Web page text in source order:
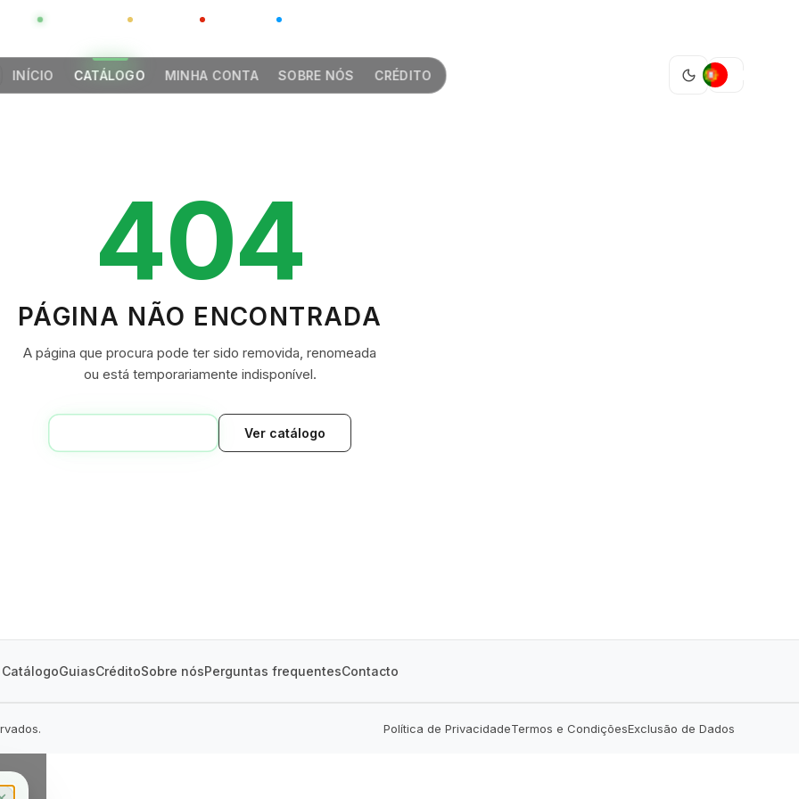
GLOBAL CHINA
INÍCIO CATÁLOGO MINHA CONTA SOBRE NÓS CRÉDITO
GREEN VILLAGE
404
PÁGINA NÃO ENCONTRADA
A página que procura pode ter sido removida, renomeada
ou está temporariamente indisponível.
Ver catálogo
CatálogoGuiasCréditoSobre nósPerguntas frequentesContacto
Política de PrivacidadeTermos e CondiçõesExclusão de Dados